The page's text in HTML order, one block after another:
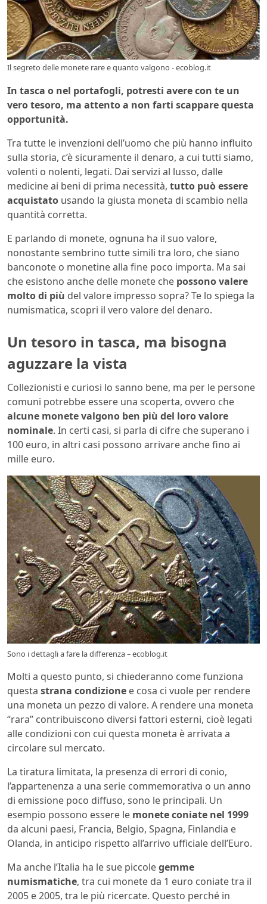
Il segreto delle monete rare e quanto valgono - ecoblog.it
In tasca o nel portafogli, potresti avere con te un
vero tesoro, ma attento a non farti scappare questa
opportunità.
Tra tutte le invenzioni dell’uomo che più hanno influito
sulla storia, c’è sicuramente il denaro, a cui tutti siamo,
volenti o nolenti, legati. Dai servizi al lusso, dalle
medicine ai beni di prima necessità, tutto può essere
acquistato usando la giusta moneta di scambio nella
quantità corretta.
E parlando di monete, ognuna ha il suo valore,
nonostante sembrino tutte simili tra loro, che siano
banconote o monetine alla fine poco importa. Ma sai
che esistono anche delle monete che possono valere
molto di più del valore impresso sopra? Te lo spiega la
numismatica, scopri il vero valore del denaro.
Un tesoro in tasca, ma bisogna
aguzzare la vista
Collezionisti e curiosi lo sanno bene, ma per le persone
comuni potrebbe essere una scoperta, ovvero che
alcune monete valgono ben più del loro valore
nominale. In certi casi, si parla di cifre che superano i
100 euro, in altri casi possono arrivare anche fino ai
mille euro.
Sono i dettagli a fare la differenza – ecoblog.it
Molti a questo punto, si chiederanno come funziona
questa strana condizione e cosa ci vuole per rendere
una moneta un pezzo di valore. A rendere una moneta
“rara” contribuiscono diversi fattori esterni, cioè legati
alle condizioni con cui questa moneta è arrivata a
circolare sul mercato.
La tiratura limitata, la presenza di errori di conio,
l’appartenenza a una serie commemorativa o un anno
di emissione poco diffuso, sono le principali. Un
esempio possono essere le monete coniate nel 1999
da alcuni paesi, Francia, Belgio, Spagna, Finlandia e
Olanda, in anticipo rispetto all’arrivo ufficiale dell’Euro.
Ma anche l’Italia ha le sue piccolegemme
numismatiche, tra cui monete da 1 euro coniate tra il
2005 e 2005, tra le più ricercate. Questo perché in